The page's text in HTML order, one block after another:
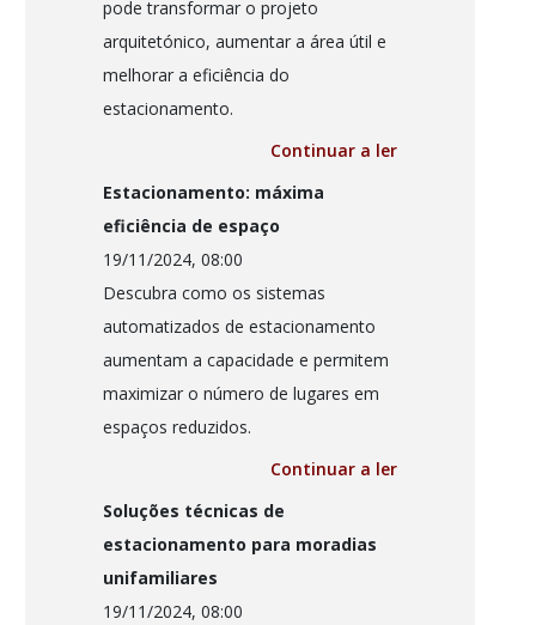
pode transformar o projeto
arquitetónico, aumentar a área útil e
melhorar a eficiência do
estacionamento.
Continuar a ler
Estacionamento: máxima
eficiência de espaço
19/11/2024, 08:00
Descubra como os sistemas
automatizados de estacionamento
aumentam a capacidade e permitem
maximizar o número de lugares em
espaços reduzidos.
Continuar a ler
Soluções técnicas de
estacionamento para moradias
unifamiliares
19/11/2024, 08:00